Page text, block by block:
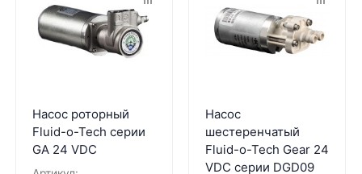
Насос роторный
Fluid-o-Tech серии
GA 24 VDC
Насос
шестеренчатый
Fluid-o-Tech Gear 24
VDC серии DGD09